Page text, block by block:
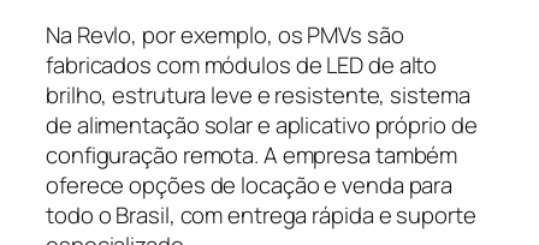
Na Revlo, por exemplo, os PMVs são
fabricados com módulos de LED de alto
brilho, estrutura leve e resistente, sistema
de alimentação solar e aplicativo próprio de
configuração remota. A empresa também
oferece opções de locação e venda para
todo o Brasil, com entrega rápida e suporte